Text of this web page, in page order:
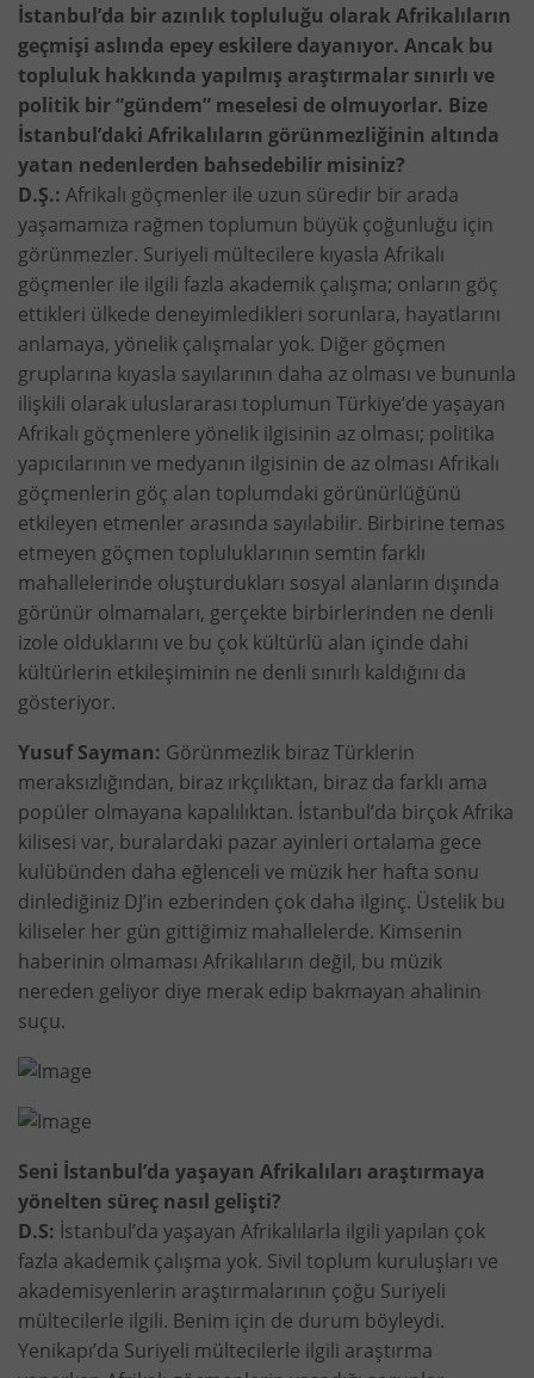
İstanbul’da bir azınlık topluluğu olarak Afrikalıların
geçmişi aslında epey eskilere dayanıyor. Ancak bu
topluluk hakkında yapılmış araştırmalar sınırlı ve
politik bir “gündem” meselesi de olmuyorlar. Bize
İstanbul’daki Afrikalıların görünmezliğinin altında
yatan nedenlerden bahsedebilir misiniz?
D.Ş.: Afrikalı göçmenler ile uzun süredir bir arada
yaşamamıza rağmen toplumun büyük çoğunluğu için
görünmezler. Suriyeli mültecilere kıyasla Afrikalı
göçmenler ile ilgili fazla akademik çalışma; onların göç
ettikleri ülkede deneyimledikleri sorunlara, hayatlarını
anlamaya, yönelik çalışmalar yok. Diğer göçmen
gruplarına kıyasla sayılarının daha az olması ve bununla
ilişkili olarak uluslararası toplumun Türkiye’de yaşayan
Afrikalı göçmenlere yönelik ilgisinin az olması; politika
yapıcılarının ve medyanın ilgisinin de az olması Afrikalı
göçmenlerin göç alan toplumdaki görünürlüğünü
etkileyen etmenler arasında sayılabilir. Birbirine temas
etmeyen göçmen topluluklarının semtin farklı
mahallelerinde oluşturdukları sosyal alanların dışında
görünür olmamaları, gerçekte birbirlerinden ne denli
izole olduklarını ve bu çok kültürlü alan içinde dahi
kültürlerin etkileşiminin ne denli sınırlı kaldığını da
gösteriyor.
Yusuf Sayman: Görünmezlik biraz Türklerin
meraksızlığından, biraz ırkçılıktan, biraz da farklı ama
popüler olmayana kapalılıktan. İstanbul’da birçok Afrika
kilisesi var, buralardaki pazar ayinleri ortalama gece
kulübünden daha eğlenceli ve müzik her hafta sonu
dinlediğiniz DJ’in ezberinden çok daha ilginç. Üstelik bu
kiliseler her gün gittiğimiz mahallelerde. Kimsenin
haberinin olmaması Afrikalıların değil, bu müzik
nereden geliyor diye merak edip bakmayan ahalinin
suçu.
Seni İstanbul’da yaşayan Afrikalıları araştırmaya
yönelten süreç nasıl gelişti?
D.S: İstanbul’da yaşayan Afrikalılarla ilgili yapılan çok
fazla akademik çalışma yok. Sivil toplum kuruluşları ve
akademisyenlerin araştırmalarının çoğu Suriyeli
mültecilerle ilgili. Benim için de durum böyleydi.
Yenikapı’da Suriyeli mültecilerle ilgili araştırma